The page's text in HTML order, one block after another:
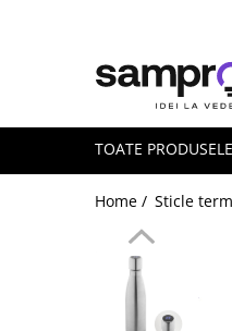
Toate Produsele
Agende datate
Agende nedatate
Agende saptamanale
Calendare personalizate
Calendare de perete
Calendare de birou
TOATE PRODUSELE
Home / Sticle